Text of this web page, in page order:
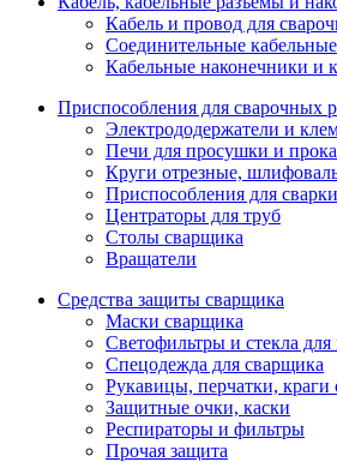
Кабель и провод для
Соединительные
Кабельные наконечники и
Приспособления для сварочных
Электрододержатели и
Печи для просушки и
Круги отрезные,
Приспособления для сварки
Центраторы для труб
Столы сварщика
Вращатели
Средства защиты сварщика
Маски сварщика
Светофильтры и стекла
Спецодежда для сварщика
Рукавицы, перчатки, краги
Защитные очки, каски
Респираторы и фильтры
Прочая защита